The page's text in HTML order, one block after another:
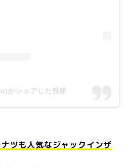
がシェアした投稿
ツも人気なジャックインザ